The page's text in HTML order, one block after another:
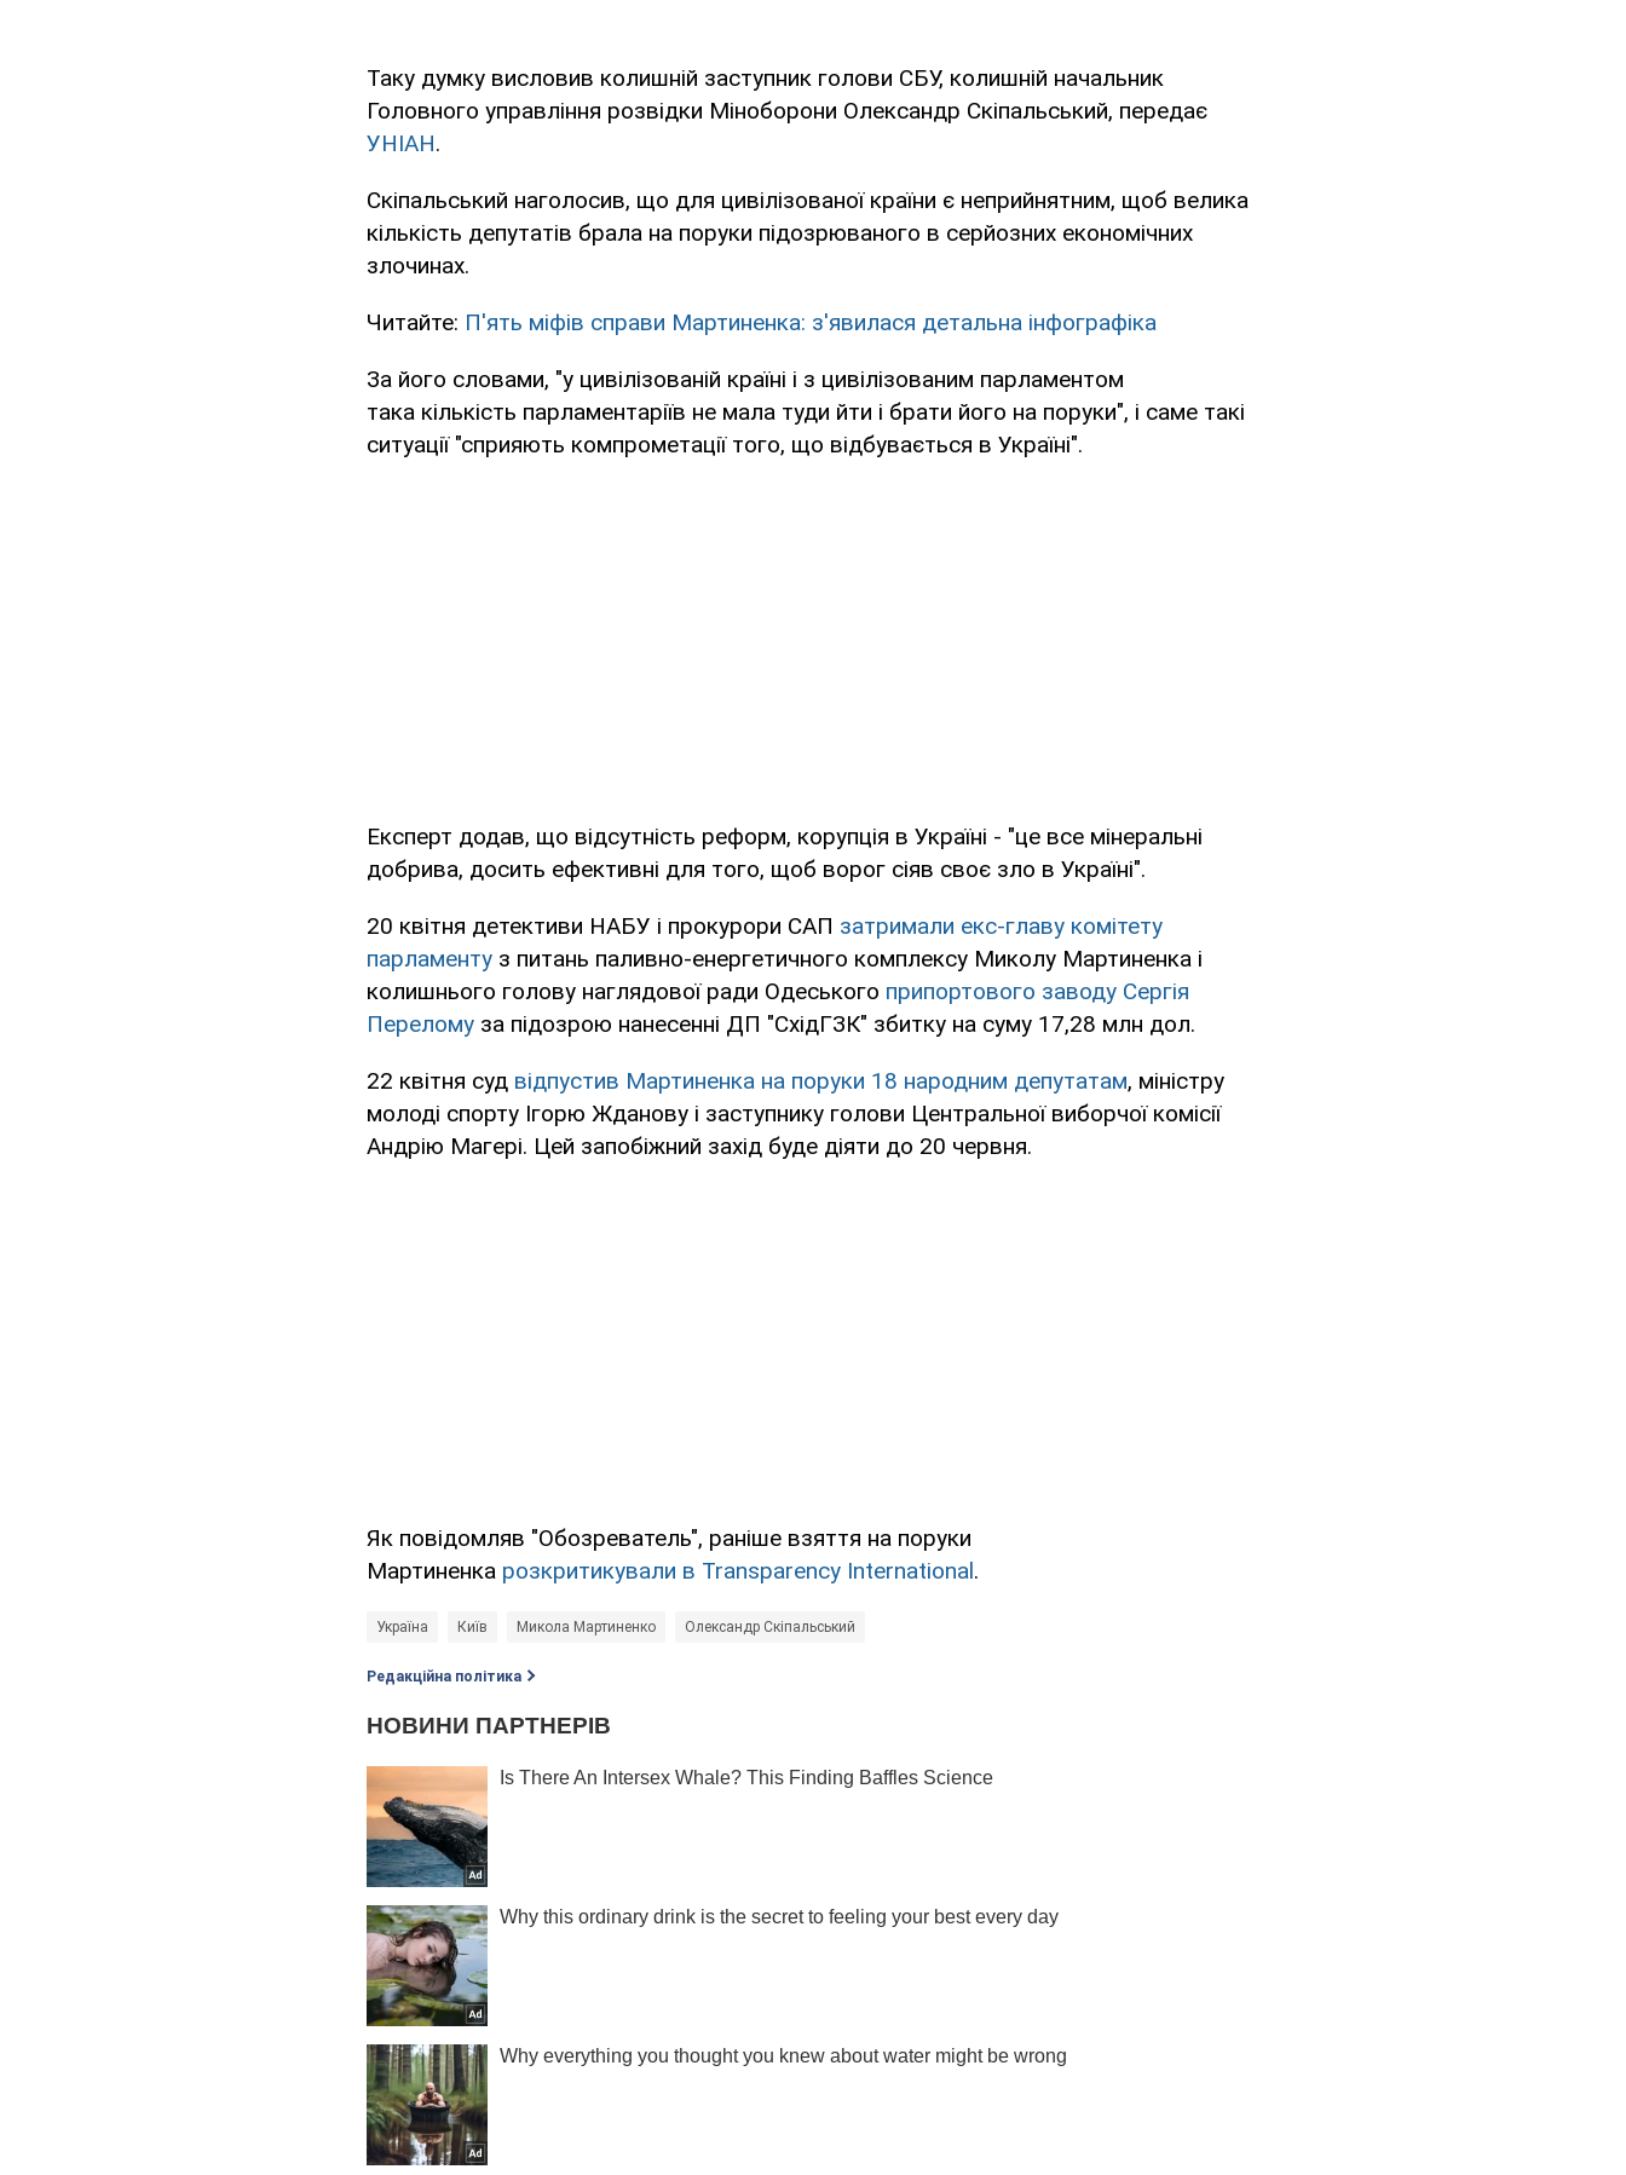
Таку думку висловив колишній заступник голови СБУ, колишній начальник
Головного управління розвідки Міноборони Олександр Скіпальський, передає
УНІАН.
Скіпальський наголосив, що для цивілізованої країни є неприйнятним, щоб велика
кількість депутатів брала на поруки підозрюваного в серйозних економічних
злочинах.
Читайте: П'ять міфів справи Мартиненка: з'явилася детальна інфографіка
За його словами, "у цивілізованій країні і з цивілізованим парламентом
така кількість парламентаріїв не мала туди йти і брати його на поруки", і саме такі
ситуації "сприяють компрометації того, що відбувається в Україні".
Експерт додав, що відсутність реформ, корупція в Україні - "це все мінеральні
добрива, досить ефективні для того, щоб ворог сіяв своє зло в Україні".
20 квітня детективи НАБУ і прокурори САП затримали екс-главу комітету
парламенту з питань паливно-енергетичного комплексу Миколу Мартиненка і
колишнього голову наглядової ради Одеського припортового заводу Сергія
Перелому за підозрою нанесенні ДП "СхідГЗК" збитку на суму 17,28 млн дол.
22 квітня суд відпустив Мартиненка на поруки 18 народним депутатам, міністру
молоді спорту Ігорю Жданову і заступнику голови Центральної виборчої комісії
Андрію Магері. Цей запобіжний захід буде діяти до 20 червня.
Як повідомляв "Обозреватель", раніше взяття на поруки
Мартиненка розкритикували в Transparency International.
Україна Київ Микола Мартиненко Олександр Скіпальський
Редакційна політика